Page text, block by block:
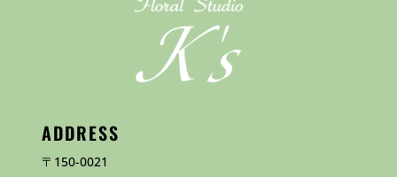
ADDRESS
〒150-0021